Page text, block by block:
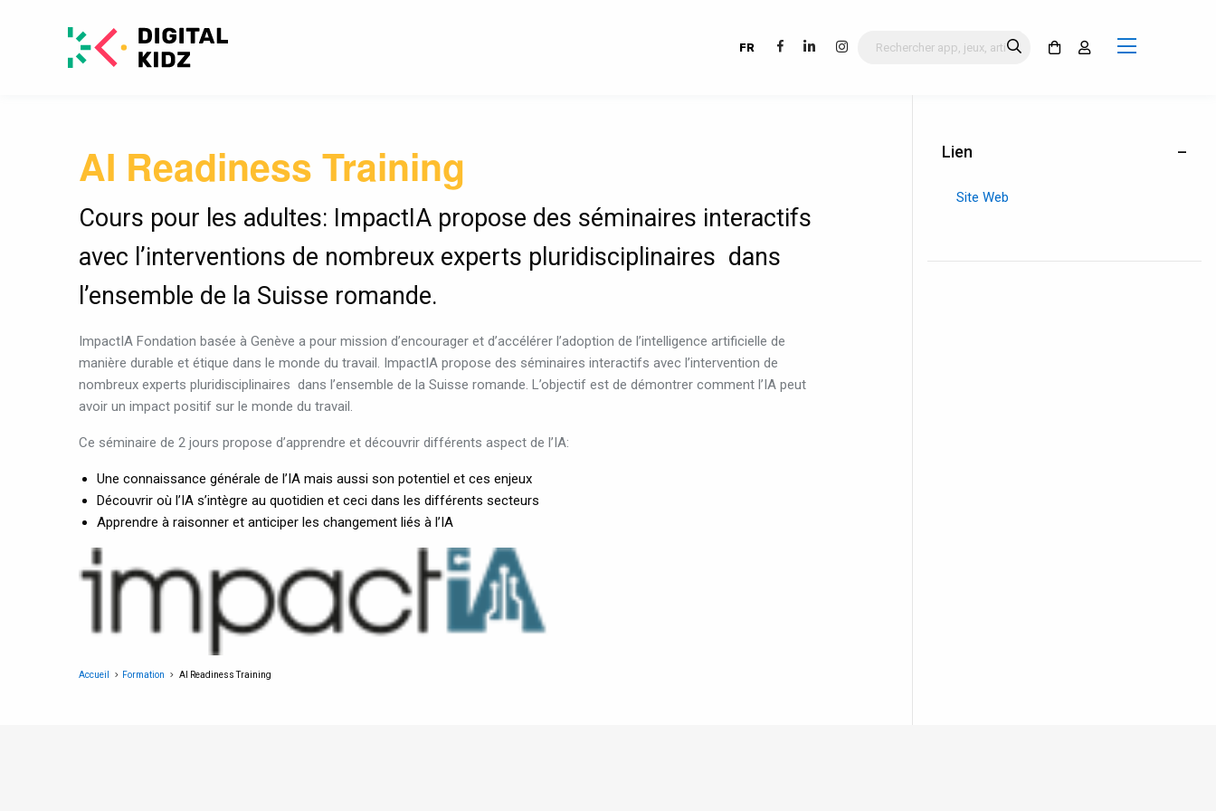
FR
AI Readiness Training
Cours pour les adultes: ImpactIA propose des séminaires interactifs
avec l’interventions de nombreux experts pluridisciplinaires dans
l’ensemble de la Suisse romande.
ImpactIA Fondation basée à Genève a pour mission d’encourager et d’accélérer l’adoption de l’intelligence artificielle de
manière durable et étique dans le monde du travail. ImpactIA propose des séminaires interactifs avec l’intervention de
nombreux experts pluridisciplinaires dans l’ensemble de la Suisse romande. L’objectif est de démontrer comment l’IA peut
avoir un impact positif sur le monde du travail.
Ce séminaire de 2 jours propose d’apprendre et découvrir différents aspect de l’IA:
Une connaissance générale de l’IA mais aussi son potentiel et ces enjeux
Découvrir où l’IA s’intègre au quotidien et ceci dans les différents secteurs
Apprendre à raisonner et anticiper les changement liés à l’IA
Accueil Formation AI Readiness Training
Lien
Site Web